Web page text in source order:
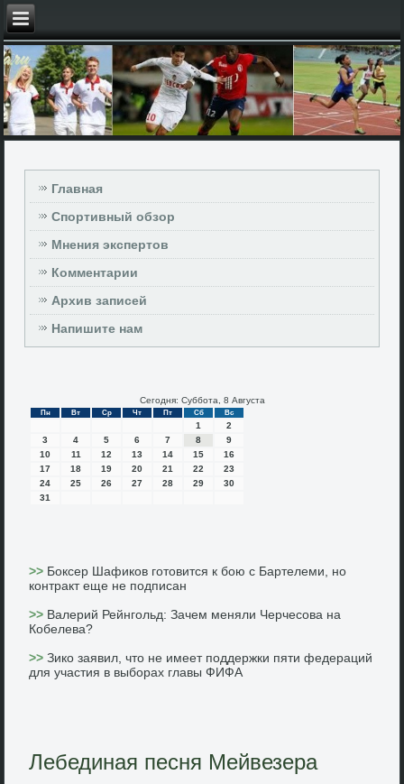
Главная
Спортивный обзор
Мнения экспертов
Комментарии
Архив записей
Напишите нам
Сегодня: Суббота, 8 Августа
Пн Вт Ср Чт Пт Сб Вс
1
2
3
4 5 6 7 8
9
10
11 12 13 14 15
16
17
18 19 20 21 22
23
24
25 26 27 28 29
30
31
>> Боксер Шафиков готовится к бою с Бартелеми, но
контракт еще не подписан
>> Валерий Рейнгольд: Зачем меняли Черчесова на
Кобелева?
>>Зико заявил, что не имеет поддержки пяти федераций
для участия в выборах главы ФИФА
Лебединая песня Мейвезера